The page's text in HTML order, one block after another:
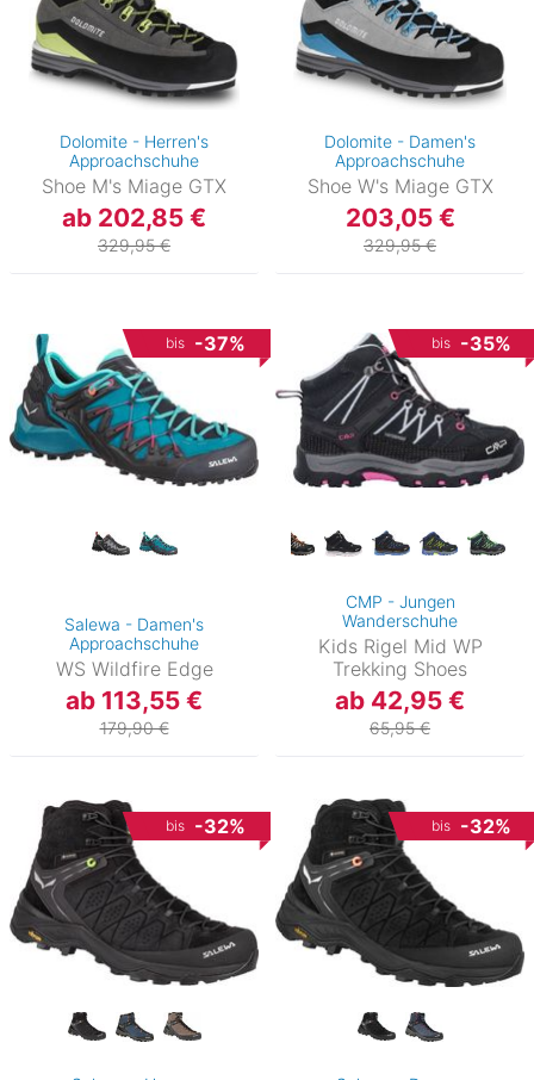
Dolomite - Herren's
Approachschuhe
Shoe M's Miage GTX
ab 202,85 €
329,95 €
Dolomite - Damen's
Approachschuhe
Shoe W's Miage GTX
203,05 €
329,95 €
bis -37%
Salewa - Damen's
Approachschuhe
WS Wildfire Edge
ab 113,55 €
179,90 €
bis -35%
CMP - Jungen
Wanderschuhe
Kids Rigel Mid WP
Trekking Shoes
ab 42,95 €
65,95 €
bis -32% bis -32%